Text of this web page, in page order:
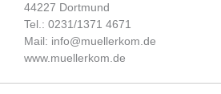
44227 Dortmund
Tel.: 0231/1371 4671
Mail: info@muellerkom.de
www.muellerkom.de